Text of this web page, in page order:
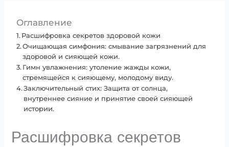
Оглавление
Расшифровка секретов здоровой кожи
Очищающая симфония: смывание загрязнений для
здоровой и сияющей кожи.
Гимн увлажнения: утоление жажды кожи,
стремящейся к сияющему, молодому виду.
Заключительный стих: Защита от солнца,
внутреннее сияние и принятие своей сияющей
истории.
Расшифровка секретов